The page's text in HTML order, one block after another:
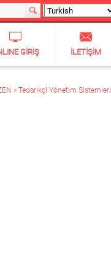
GIRIŞ İLETIŞIM
» Tedarikçi Yönetim Sistemleri